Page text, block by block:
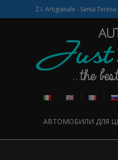
Z.I. Artigianale - Santa
АВТОМОБИЛИ ДЛЯ